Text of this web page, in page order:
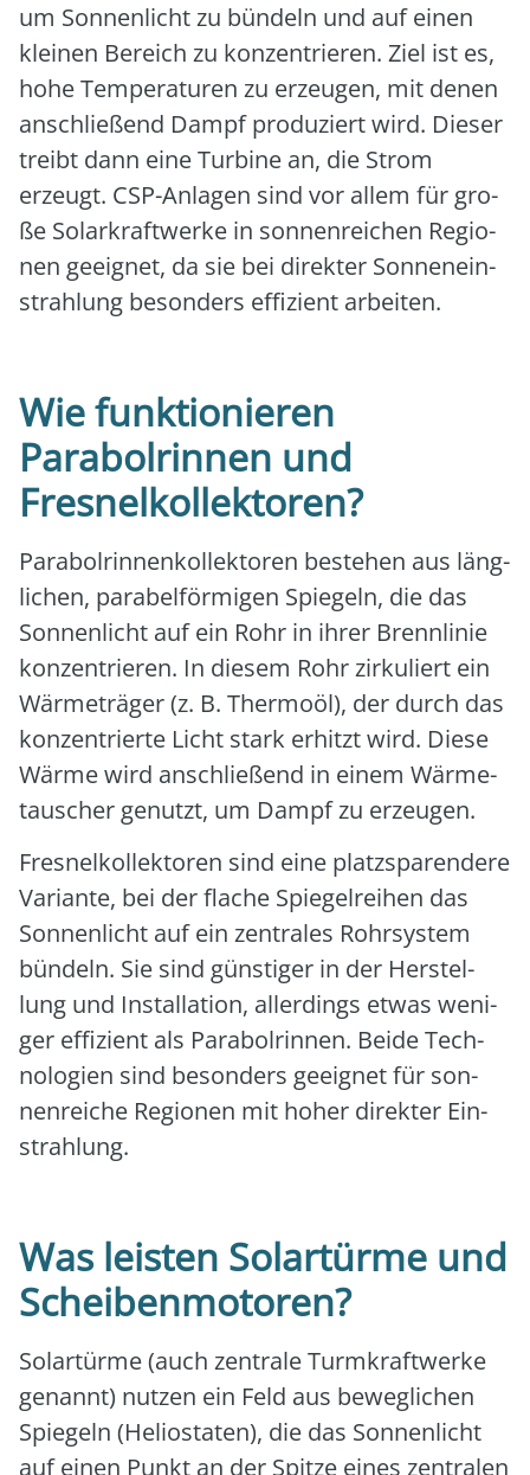
um Son­nen­licht zu bün­deln und auf einen
klei­nen Bereich zu kon­zen­trie­ren. Ziel ist es,
hohe Tem­pe­ra­tu­ren zu erzeu­gen, mit denen
anschlie­ßend Dampf pro­du­ziert wird. Die­ser
treibt dann eine Tur­bi­ne an, die Strom
erzeugt. CSP-Anla­gen sind vor allem für gro­
ße Solar­kraft­wer­ke in son­nen­rei­chen Regio­
nen geeig­net, da sie bei direk­ter Son­nen­ein­
strah­lung beson­ders effi­zi­ent arbei­ten.
Wie funktionieren
Parabolrinnen und
Fresnelkollektoren?
Para­bol­rin­nen­kol­lek­to­ren bestehen aus läng­
li­chen, para­bel­för­mi­gen Spie­geln, die das
Son­nen­licht auf ein Rohr in ihrer Brenn­li­nie
kon­zen­trie­ren. In die­sem Rohr zir­ku­liert ein
Wär­me­trä­ger (z. B. Ther­mo­öl), der durch das
kon­zen­trier­te Licht stark erhitzt wird. Die­se
Wär­me wird anschlie­ßend in einem Wär­me­
tau­scher genutzt, um Dampf zu erzeu­gen.
Fres­nel­kol­lek­to­ren sind eine platz­spa­ren­de­re
Vari­an­te, bei der fla­che Spie­gel­rei­hen das
Son­nen­licht auf ein zen­tra­les Rohr­sys­tem
bün­deln. Sie sind güns­ti­ger in der Her­stel­
lung und Instal­la­ti­on, aller­dings etwas weni­
ger effi­zi­ent als Para­bol­rin­nen. Bei­de Tech­
no­lo­gien sind beson­ders geeig­net für son­
nen­rei­che Regio­nen mit hoher direk­ter Ein­
strah­lung.
Was leisten Solartürme und
Scheibenmotoren?
Solar­tür­me (auch zen­tra­le Turm­kraft­wer­ke
genannt) nut­zen ein Feld aus beweg­li­chen
Spie­geln (Helio­sta­ten), die das Son­nen­licht
auf einen Punkt an der Spit­ze eines zen­tra­len